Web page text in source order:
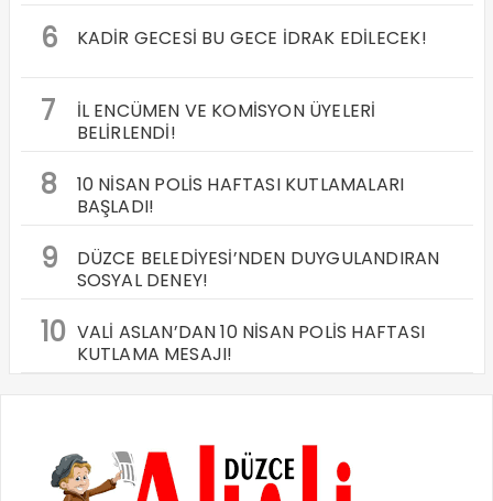
6 KADİR GECESİ BU GECE İDRAK EDİLECEK!
7
İL ENCÜMEN VE KOMİSYON ÜYELERİ
BELİRLENDİ!
8
10 NİSAN POLİS HAFTASI KUTLAMALARI
BAŞLADI!
9
DÜZCE BELEDİYESİ’NDEN DUYGULANDIRAN
SOSYAL DENEY!
10 VALİ ASLAN’DAN 10 NİSAN POLİS HAFTASI
KUTLAMA MESAJI!